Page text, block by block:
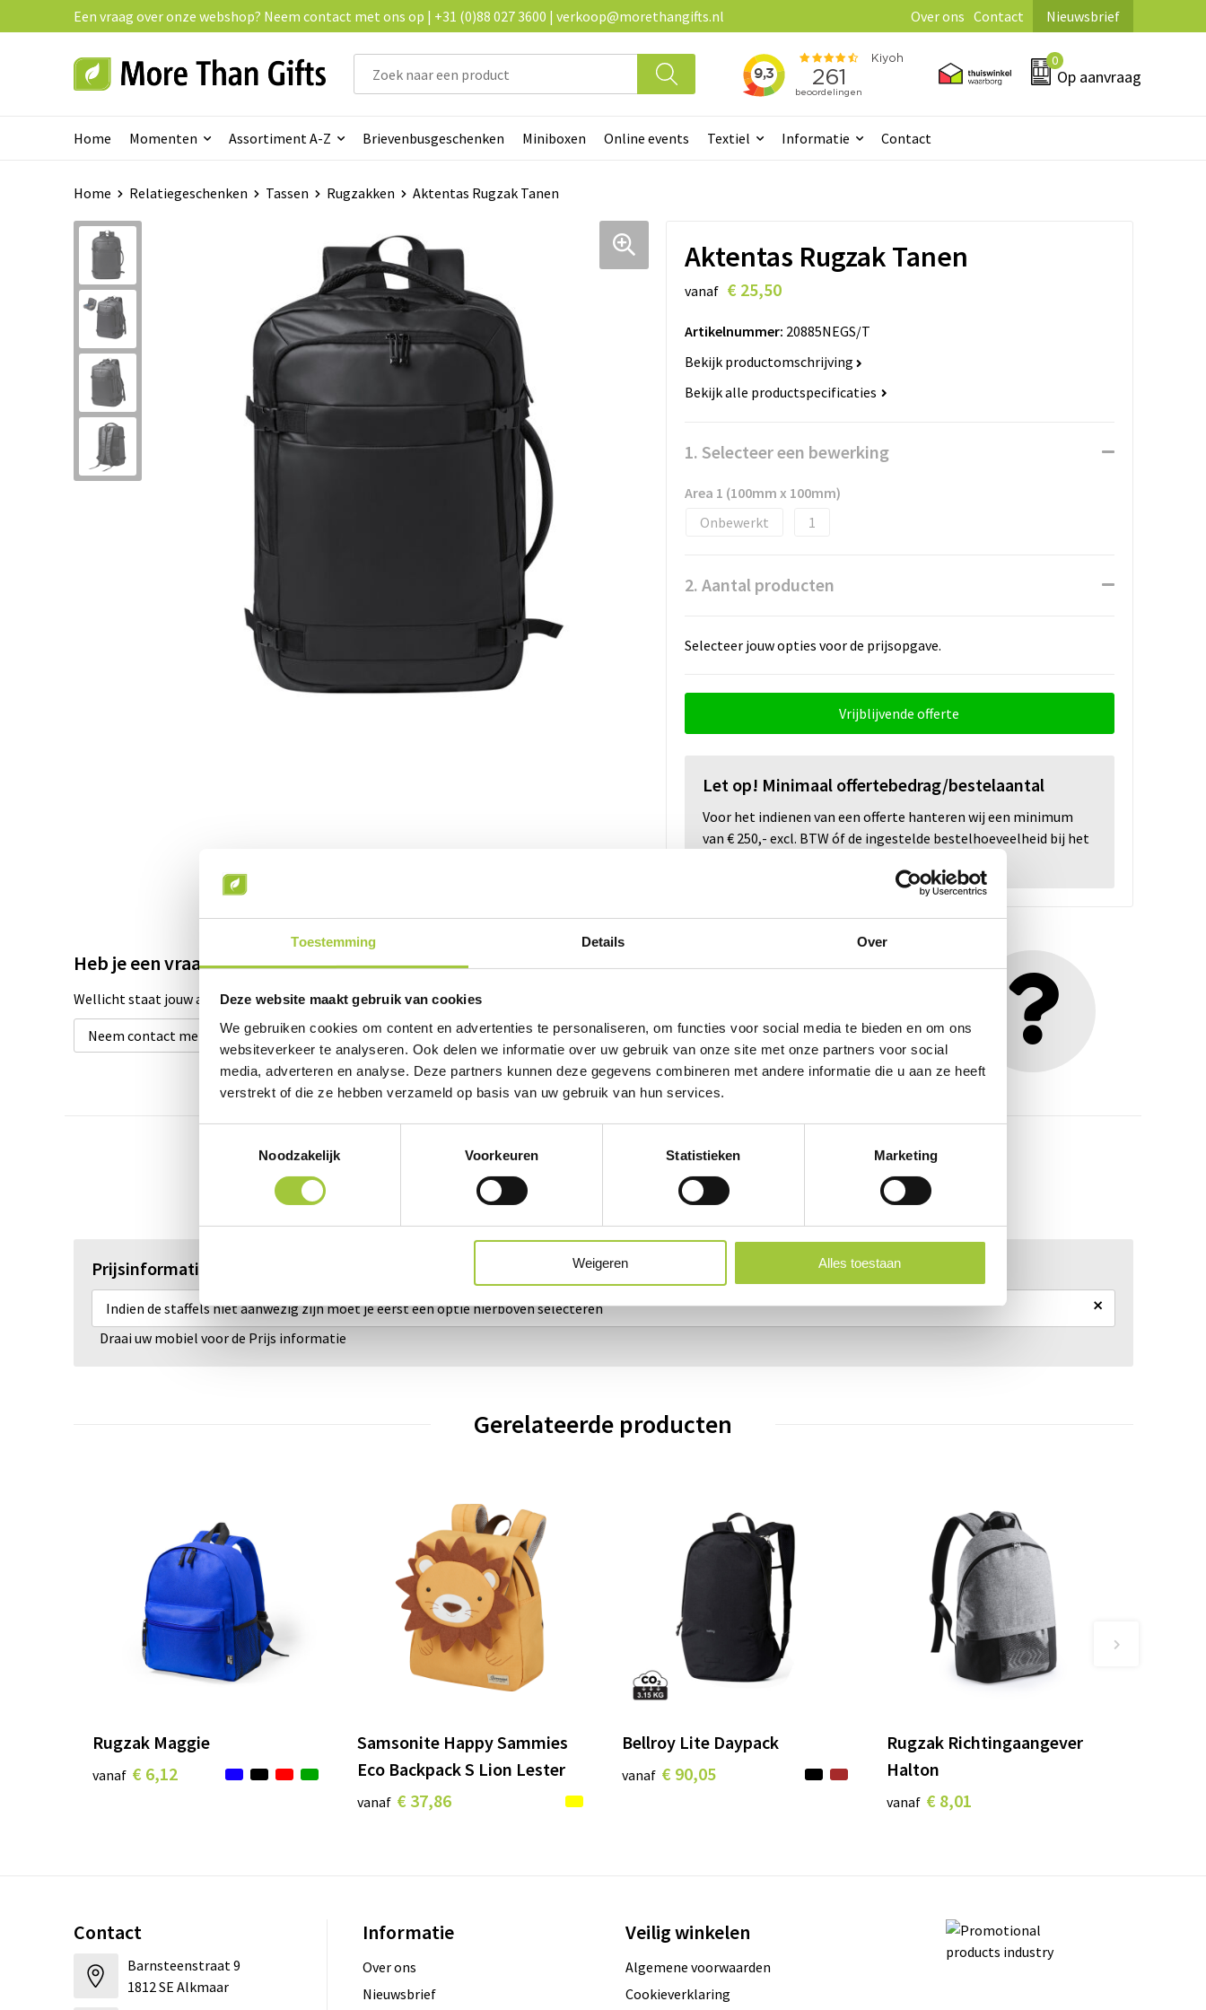
Toestemming Details Over
Deze website maakt gebruik van cookies
We gebruiken cookies om content en advertenties te personaliseren, om functies voor social media te bieden en om ons
websiteverkeer te analyseren. Ook delen we informatie over uw gebruik van onze site met onze partners voor social
media, adverteren en analyse. Deze partners kunnen deze gegevens combineren met andere informatie die u aan ze heeft
verstrekt of die ze hebben verzameld op basis van uw gebruik van hun services.
Noodzakelijk
Voorkeuren Statistieken Marketing
Weigeren Alles toestaan
Een vraag over onze webshop? Neem contact met ons op | +31 (0)88 027 3600 | verkoop@morethangifts.nl Over ons Contact Nieuwsbrief
0
Op aanvraag
Home Momenten Assortiment A-Z Brievenbusgeschenken Miniboxen Online events Textiel Informatie Contact
Home Relatiegeschenken Tassen Rugzakken Aktentas Rugzak Tanen
Aktentas Rugzak Tanen
vanaf € 25,50
Artikelnummer: 20885NEGS/T
Bekijk productomschrijving
Bekijk alle productspecificaties
1. Selecteer een bewerking
Area 1 (100mm x 100mm)
Onbewerkt
1
2. Aantal producten
Selecteer jouw opties voor de prijsopgave.
Vrijblijvende offerte
Let op! Minimaal offertebedrag/bestelaantal
Voor het indienen van een offerte hanteren wij een minimum
van € 250,- excl. BTW óf de ingestelde bestelhoeveelheid bij het
Heb je een vraag over dit product?
Wellicht staat jouw antwoord tussen de product omschrijving of specificaties. Staat jouw vraag er niet tussen? Neem dan contact met ons op
Neem contact met ons op
Prijsinformatie Specificaties
Prijsinformatie
Indien de staffels niet aanwezig zijn moet je eerst een optie hierboven selecteren ×
Draai uw mobiel voor de Prijs informatie
Gerelateerde producten
Rugzak Maggie
vanaf € 6,12
Samsonite Happy Sammies
Eco Backpack S Lion Lester
vanaf € 37,86
Bellroy Lite Daypack
vanaf € 90,05
Rugzak Richtingaangever
Halton
vanaf € 8,01
Contact
Barnsteenstraat 9
1812 SE Alkmaar
Informatie
Over ons
Nieuwsbrief
Veilig winkelen
Algemene voorwaarden
Cookieverklaring